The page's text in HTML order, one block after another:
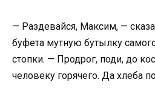
— Раздевайся, Максим, —
буфета мутную бутылку
стопки. — Продрог, поди, до
человеку горячего. Да хлеба